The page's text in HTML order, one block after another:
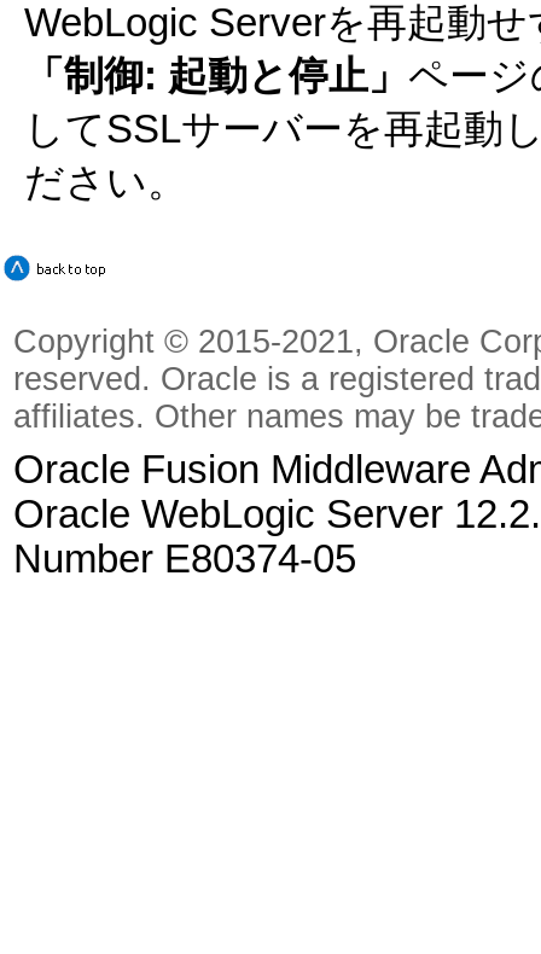
WebLogic Serverを再起動
「制御: 起動と停止」 ページ
してSSLサーバーを再起動
ださい。
Copyright © 2015-2021, Oracle
reserved. Oracle is a registered
affiliates. Other names may be
Oracle Fusion Middleware
Oracle WebLogic Server
Number E80374-05